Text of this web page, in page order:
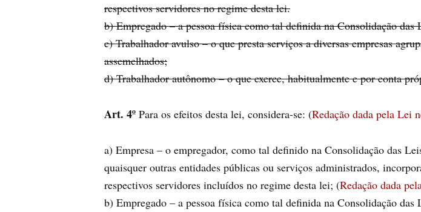
respectivos servidores no regime desta lei.
b) Empregado – a pessoa física como tal definida na Consolidação das
c) Trabalhador avulso – o que presta serviços a diversas empresas
assemelhados;
d) Trabalhador autônomo – o que exerce, habitualmente e por conta
Art. 4º Para os efeitos desta lei, considera-se: (Redação dada pela Lei
a) Empresa – o empregador, como tal definido na Consolidação das
quaisquer outras entidades públicas ou serviços administrados,
respectivos servidores incluídos no regime desta lei; (Redação dada
b) Empregado – a pessoa física como tal definida na Consolidação das